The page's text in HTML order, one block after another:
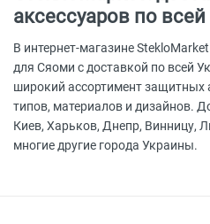
аксессуаров по
В интернет-магазине
для Сяоми с доставкой по всей
широкий ассортимент защитных
типов, материалов и дизайнов.
Киев, Харьков, Днепр, Винницу,
многие другие города Украины.